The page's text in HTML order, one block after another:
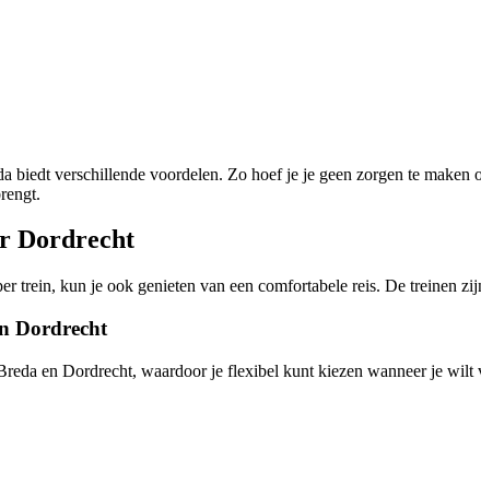
biedt verschillende voordelen. Zo hoef je je geen zorgen te
Dordrecht
trein, kun je ook genieten van een comfortabele reis. De treinen
Dordrecht
en Dordrecht, waardoor je flexibel kunt kiezen wanneer je